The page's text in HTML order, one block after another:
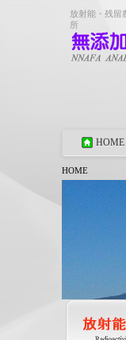
放射能・残
HOME
HOME